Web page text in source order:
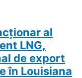
al
LNG,
de export
în Louisiana